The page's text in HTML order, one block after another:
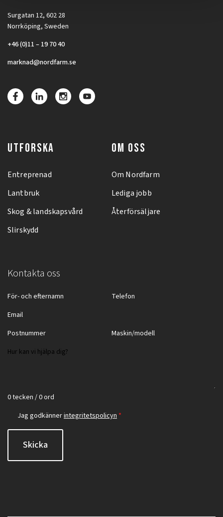
Surgatan 12, 602 28
Norrköping, Sweden
+46 (0)11 – 19 70 40
marknad@nordfarm.se
UTFORSKA
Entreprenad
Lantbruk
Skog & landskapsvård
Slirskydd
OM OSS
Om Nordfarm
Lediga jobb
Återförsäljare
Kontakta oss
0 tecken / 0 ord
Jag godkännerintegritetspolicyn *
Skicka